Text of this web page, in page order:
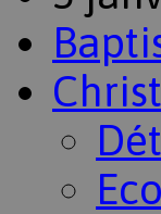
Christ